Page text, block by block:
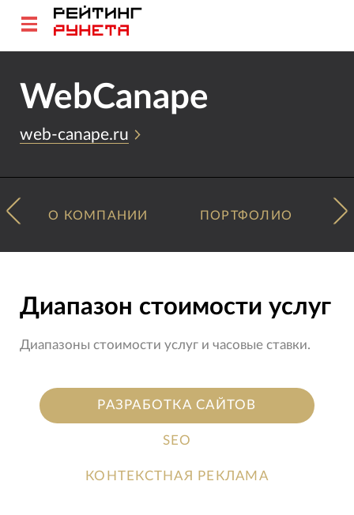
WebCanape
web-canape.ru
О КОМПАНИИ ПОРТФОЛИО
Диапазон стоимости услуг
Диапазоны стоимости услуг и часовые ставки.
РАЗРАБОТКА САЙТОВ
SEO
КОНТЕКСТНАЯ РЕКЛАМА